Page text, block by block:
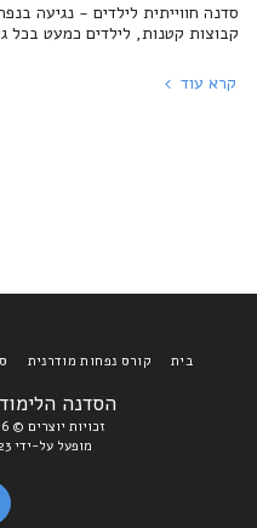
סדנה חווייתית לילדים - נגיעה
קבוצות קטנות, לילדים כמעט בכל
קרא עוד
הסדנה
זכויות יוצרים © 2026 כל הזכויות שמורות
מופעל על-ידי
בית קורס נפחות מודרנית